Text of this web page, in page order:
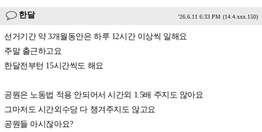
한달 '26.6.11 6:33 PM (14.4.xxx.150)
선거기간 약 3개월동안은 하루 12시간 이상씩 일해요
주말 출근하고요
한달전부턴 15시간씩도 해요
공뭔은 노동법 적용 안되어서 시간외 1.5배 주지도 않아요
그마저도 시간외수당 다 챙겨주지도 않고요
공뭔들 아시잖아요?